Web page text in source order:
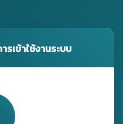
เข้าใช้งานระบบ